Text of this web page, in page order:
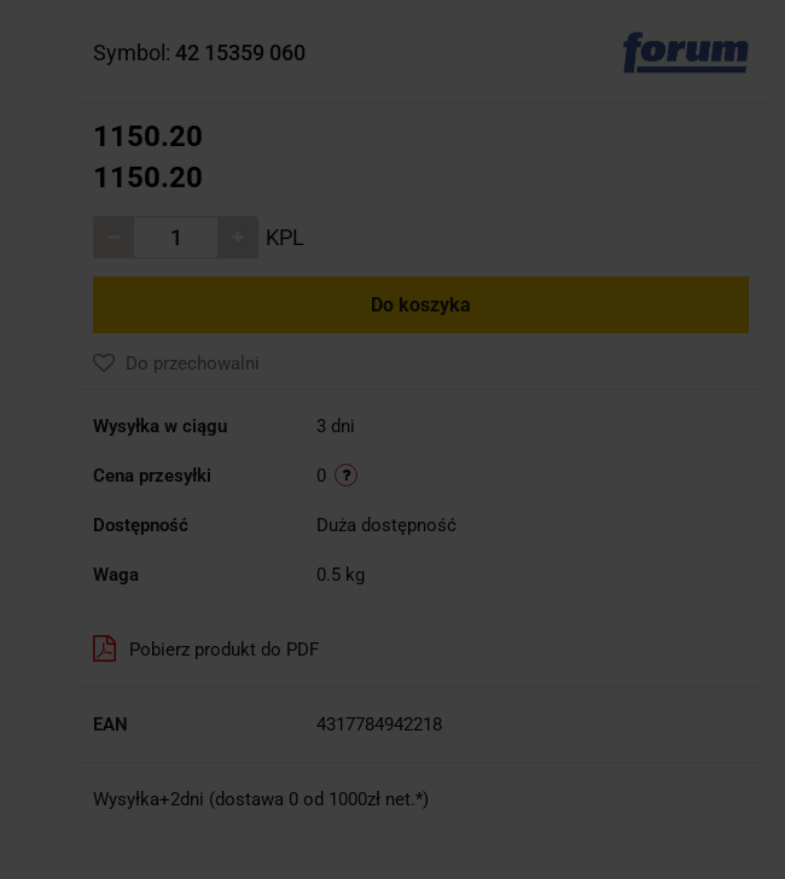
Symbol: 42 15359 060
1150.20
1150.20
KPL
Do koszyka
Do przechowalni
Wysyłka w ciągu 3 dni
Cena przesyłki 0
Dostępność Duża dostępność
Waga 0.5 kg
Pobierz produkt do PDF
EAN 4317784942218
Wysyłka+2dni (dostawa 0 od 1000zł net.*)